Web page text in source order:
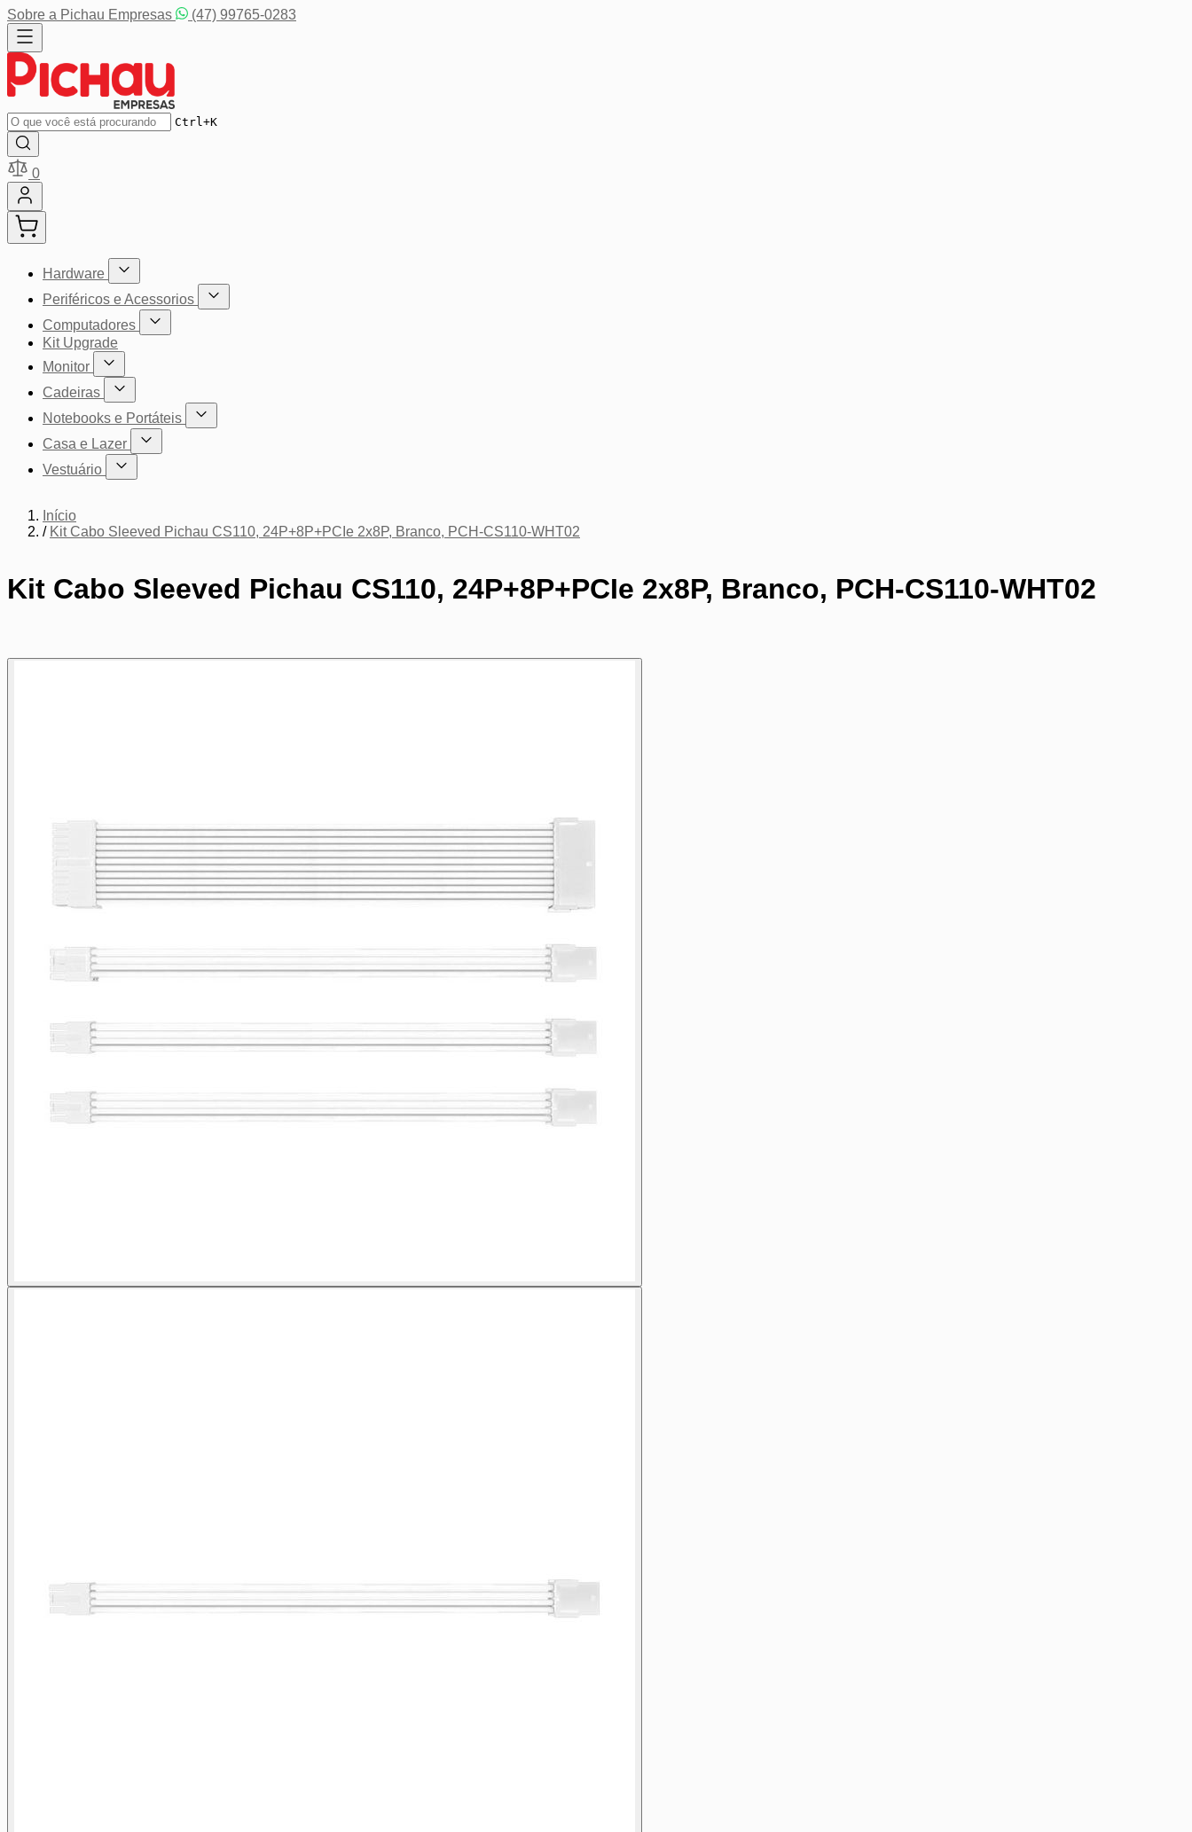
Pular para o conteúdo
Sobre a Pichau Empresas (47) 99765-0283
Buscar
Ctrl+K
0
Hardware
Mostrar submenu para a categoria Hardware
Periféricos e Acessorios
Mostrar submenu para a categoria Periféricos e Acessorios
Computadores
Mostrar submenu para a categoria Computadores
Kit Upgrade
Monitor
Mostrar submenu para a categoria Monitor
Cadeiras
Mostrar submenu para a categoria Cadeiras
Notebooks e Portáteis
Mostrar submenu para a categoria Notebooks e Portáteis
Casa e Lazer
Mostrar submenu para a categoria Casa e Lazer
Vestuário
Mostrar submenu para a categoria Vestuário
Início
/ Kit Cabo Sleeved Pichau CS110, 24P+8P+PCIe 2x8P, Branco, PCH-CS110-WHT02
Kit Cabo Sleeved Pichau CS110, 24P+8P+PCIe 2x8P, Branco, PCH-CS110-WHT02